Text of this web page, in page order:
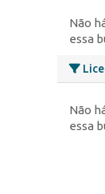
Não
essa
Não
essa